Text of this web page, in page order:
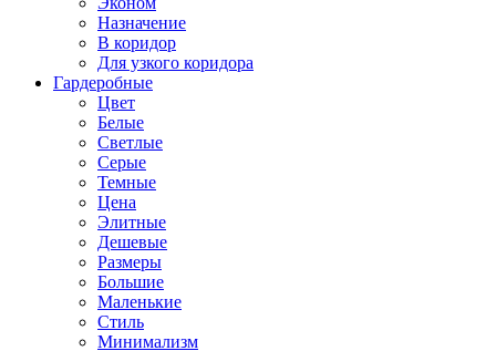
Назначение
В коридор
Для узкого коридора
Гардеробные
Цвет
Белые
Светлые
Серые
Темные
Цена
Элитные
Дешевые
Размеры
Большие
Маленькие
Стиль
Минимализм